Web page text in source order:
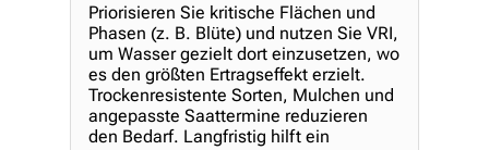
Priorisieren Sie kritische Flächen und
Phasen (z. B. Blüte) und nutzen Sie VRI,
um Wasser gezielt dort einzusetzen, wo
es den größten Ertragseffekt erzielt.
Trockenresistente Sorten, Mulchen und
angepasste Saattermine reduzieren
den Bedarf. Langfristig hilft ein